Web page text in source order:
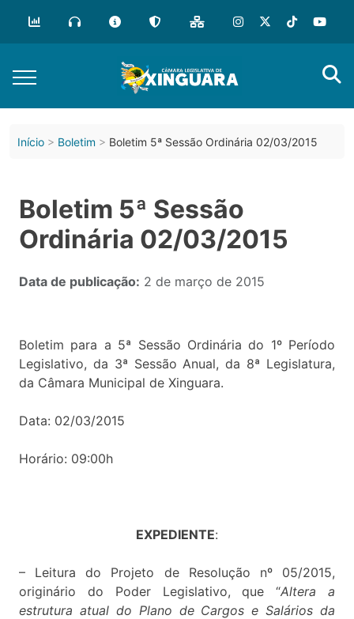
Início Boletim Boletim 5ª Sessão Ordinária 02/03/2015
Boletim 5ª Sessão
Ordinária 02/03/2015
Data de publicação: 2 de março de 2015
Boletim para a 5ª Sessão Ordinária do 1º Período
Legislativo, da 3ª Sessão Anual, da 8ª Legislatura,
da Câmara Municipal de Xinguara.
Data: 02/03/2015
Horário: 09:00h
EXPEDIENTE:
– Leitura do Projeto de Resolução nº 05/2015,
originário do Poder Legislativo, que “Altera a
estrutura atual do Plano de Cargos e Salários da